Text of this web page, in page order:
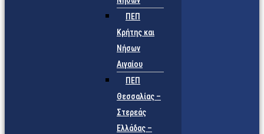
ΠΕΠ
Κρήτης και
Νήσων
Αιγαίου
ΠΕΠ
Θεσσαλίας –
Στερεάς
Ελλάδας –